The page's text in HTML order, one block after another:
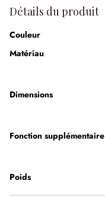
Détails du produit
Couleur
Matériau
Dimensions
Fonction supplémentaire
Poids